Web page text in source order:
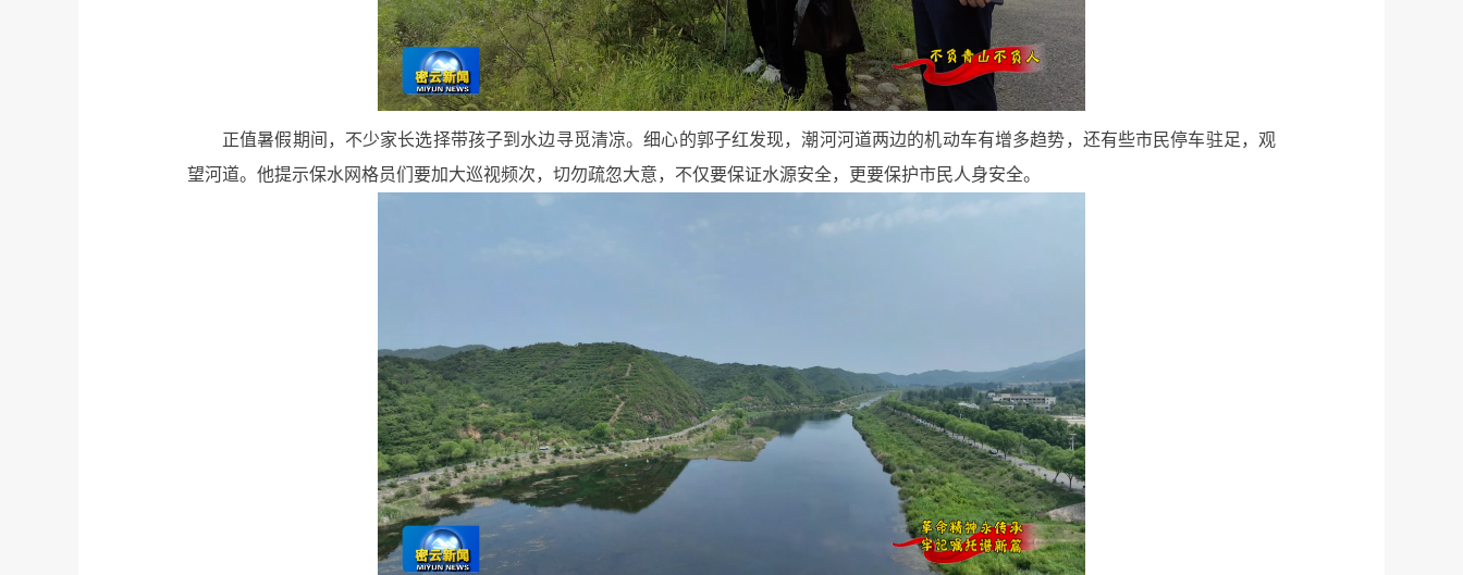
正值暑假期间，不少家长选择带孩子到水边寻觅清凉。细心的郭子红发现，潮河河道两边的机动车有增多趋势，还有些市民停车驻足，观
望河道。他提示保水网格员们要加大巡视频次，切勿疏忽大意，不仅要保证水源安全，更要保护市民人身安全。